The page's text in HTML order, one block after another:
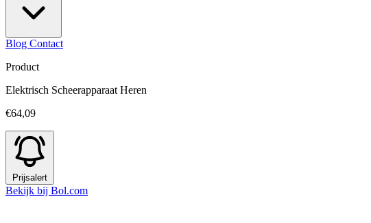
Blog Contact
Product
Elektrisch Scheerapparaat Heren
€64,09
Prijsalert
Bekijk bij Bol.com